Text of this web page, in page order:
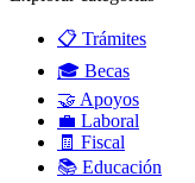
📋 Trámites
🎓 Becas
🤝 Apoyos
💼 Laboral
🧾 Fiscal
📚 Educación